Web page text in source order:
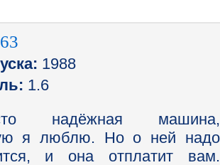
1988
1.6
надёжная машина,
я люблю. Но о ней надо
и она отплатит вам.